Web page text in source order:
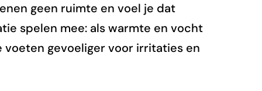
geen ruimte en voel je dat
spelen mee: als warmte en vocht
voeten gevoeliger voor irritaties en